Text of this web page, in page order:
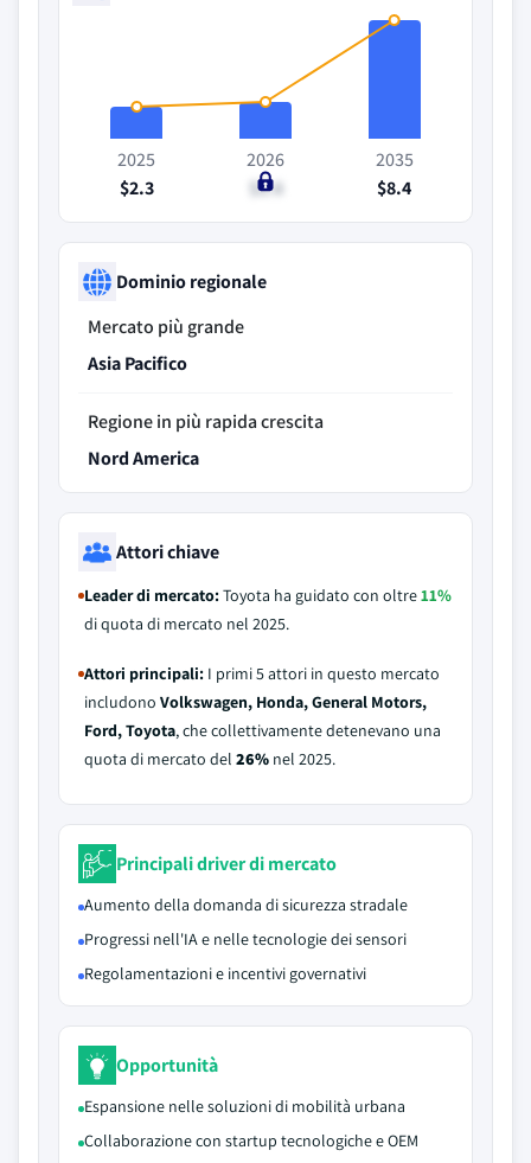
2025
$2.3
2026
$2.6
2035
$8.4
Dominio regionale
Mercato più grande
Asia Pacifico
Regione in più rapida crescita
Nord America
Attori chiave
Leader di mercato:Toyota ha guidato con oltre11%
di quota di mercato nel 2025.
Attori principali: I primi 5 attori in questo mercato
includono Volkswagen, Honda, General Motors,
Ford, Toyota, che collettivamente detenevano una
quota di mercato del 26% nel 2025.
Principali driver di mercato
Aumento della domanda di sicurezza stradale
Progressi nell'IA e nelle tecnologie dei sensori
Regolamentazioni e incentivi governativi
Opportunità
Espansione nelle soluzioni di mobilità urbana
Collaborazione con startup tecnologiche e OEM